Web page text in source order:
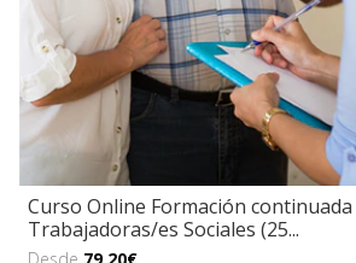
Curso Online Formación
Trabajadoras/es Sociales (25...